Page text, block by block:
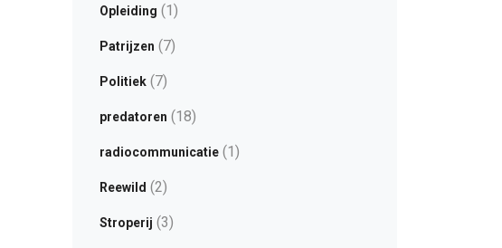
Opleiding (1)
Patrijzen (7)
Politiek(7)
predatoren (18)
radiocommunicatie(1)
Reewild (2)
Stroperij (3)